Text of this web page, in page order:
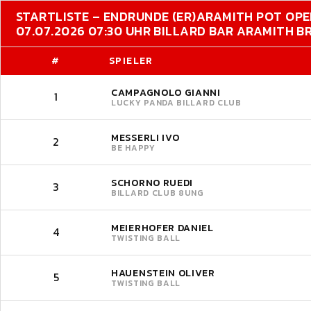
STARTLISTE – ENDRUNDE (ER)ARAMITH POT
07.07.2026 07:30 UHR BILLARD BAR ARAMITH
# SPIELER
1 CAMPAGNOLO GIANNI
LUCKY PANDA BILLARD CLUB
2 MESSERLI IVO
BE HAPPY
3 SCHORNO RUEDI
BILLARD CLUB 8UNG
4 MEIERHOFER DANIEL
TWISTING BALL
5 HAUENSTEIN OLIVER
TWISTING BALL